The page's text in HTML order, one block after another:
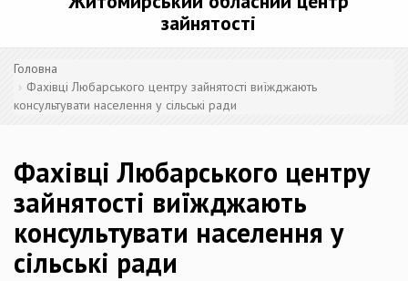
зайнятості
Головна
Фахівці Любарського центру зайнятості виїжджають
консультувати населення у сільські ради
Фахівці Любарського центру
зайнятості виїжджають
консультувати населення у
сільські ради